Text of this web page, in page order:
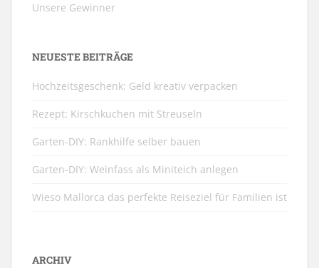
Unsere Gewinner
NEUESTE BEITRÄGE
Hochzeitsgeschenk: Geld kreativ verpacken
Rezept: Kirschkuchen mit Streuseln
Garten-DIY: Rankhilfe selber bauen
Garten-DIY: Weinfass als Miniteich anlegen
Wieso Mallorca das perfekte Reiseziel für Familien ist
ARCHIV